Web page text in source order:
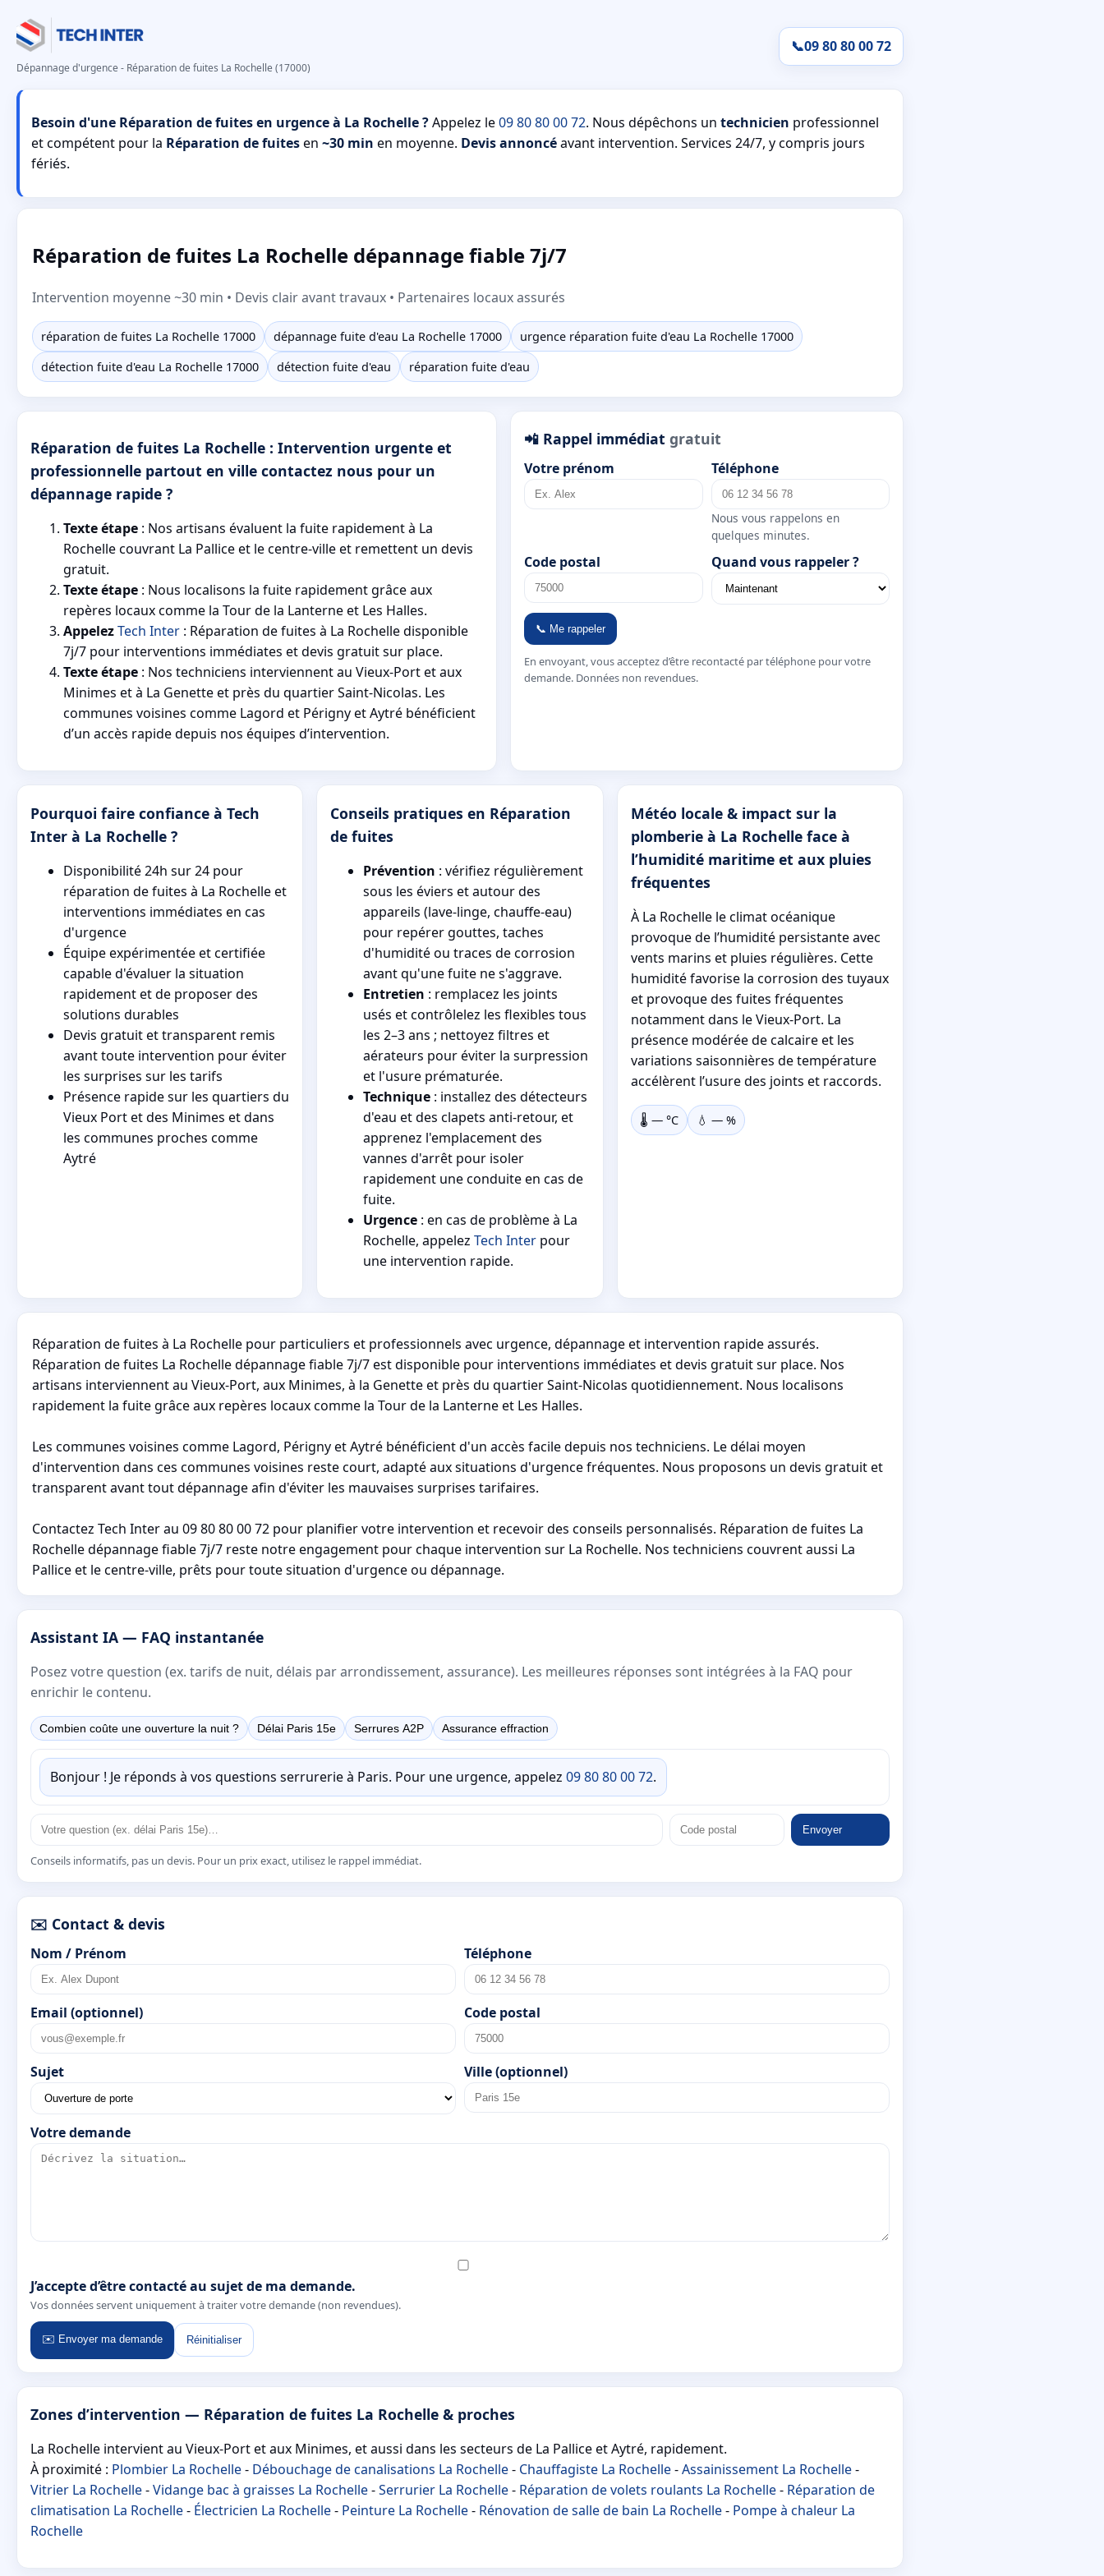
Dépannage d'urgence - Réparation de fuites La Rochelle (17000)
📞09 80 80 00 72
Besoin d'une Réparation de fuites en urgence à La Rochelle ?Appelez le09 80 80 00 72. Nous dépêchons un technicien professionnel
et compétent pour la Réparation de fuitesen ~30 min en moyenne. Devis annoncéavant intervention. Services 24/7, y compris jours
fériés.
Réparation de fuites La Rochelle dépannage fiable 7j/7
Intervention moyenne ~30 min • Devis clair avant travaux • Partenaires locaux assurés
réparation de fuites La Rochelle 17000 dépannage fuite d'eau La Rochelle 17000
urgence réparation fuite d'eau La Rochelle 17000
détection fuite d'eau La Rochelle 17000
détection fuite d'eau réparation fuite d'eau
Réparation de fuites La Rochelle : Intervention urgente et
professionnelle partout en ville contactez nous pour un
dépannage rapide ?
Texte étape : Nos artisans évaluent la fuite rapidement à La
Rochelle couvrant La Pallice et le centre-ville et remettent un devis
gratuit.
Texte étape : Nous localisons la fuite rapidement grâce aux
repères locaux comme la Tour de la Lanterne et Les Halles.
AppelezTech Inter : Réparation de fuites à La Rochelle disponible
7j/7 pour interventions immédiates et devis gratuit sur place.
Texte étape : Nos techniciens interviennent au Vieux-Port et aux
Minimes et à La Genette et près du quartier Saint-Nicolas. Les
communes voisines comme Lagord et Périgny et Aytré bénéficient
d’un accès rapide depuis nos équipes d’intervention.
📲 Rappel immédiatgratuit
Votre prénom Téléphone
Nous vous rappelons en
quelques minutes.
Code postal Quand vous rappeler ?
📞 Me rappeler
En envoyant, vous acceptez d’être recontacté par téléphone pour votre
demande. Données non revendues.
Pourquoi faire confiance à Tech
Inter à La Rochelle ?
Disponibilité 24h sur 24 pour
réparation de fuites à La Rochelle et
interventions immédiates en cas
d'urgence
Équipe expérimentée et certifiée
capable d'évaluer la situation
rapidement et de proposer des
solutions durables
Devis gratuit et transparent remis
avant toute intervention pour éviter
les surprises sur les tarifs
Présence rapide sur les quartiers du
Vieux Port et des Minimes et dans
les communes proches comme
Aytré
Conseils pratiques en Réparation
de fuites
Prévention : vérifiez régulièrement
sous les éviers et autour des
appareils (lave-linge, chauffe-eau)
pour repérer gouttes, taches
d'humidité ou traces de corrosion
avant qu'une fuite ne s'aggrave.
Entretien : remplacez les joints
usés et contrôlelez les flexibles tous
les 2–3 ans ; nettoyez filtres et
aérateurs pour éviter la surpression
et l'usure prématurée.
Technique : installez des détecteurs
d'eau et des clapets anti-retour, et
apprenez l'emplacement des
vannes d'arrêt pour isoler
rapidement une conduite en cas de
fuite.
Urgence : en cas de problème à La
Rochelle, appelezTech Inter pour
une intervention rapide.
Météo locale & impact sur la
plomberie à La Rochelle face à
l’humidité maritime et aux pluies
fréquentes
À La Rochelle le climat océanique
provoque de l’humidité persistante avec
vents marins et pluies régulières. Cette
humidité favorise la corrosion des tuyaux
et provoque des fuites fréquentes
notamment dans le Vieux-Port. La
présence modérée de calcaire et les
variations saisonnières de température
accélèrent l’usure des joints et raccords.
🌡️ —°C 💧 —%
Réparation de fuites à La Rochelle pour particuliers et professionnels avec urgence, dépannage et intervention rapide assurés.
Réparation de fuites La Rochelle dépannage fiable 7j/7 est disponible pour interventions immédiates et devis gratuit sur place. Nos
artisans interviennent au Vieux-Port, aux Minimes, à la Genette et près du quartier Saint-Nicolas quotidiennement. Nous localisons
rapidement la fuite grâce aux repères locaux comme la Tour de la Lanterne et Les Halles.
Les communes voisines comme Lagord, Périgny et Aytré bénéficient d'un accès facile depuis nos techniciens. Le délai moyen
d'intervention dans ces communes voisines reste court, adapté aux situations d'urgence fréquentes. Nous proposons un devis gratuit et
transparent avant tout dépannage afin d'éviter les mauvaises surprises tarifaires.
Contactez Tech Inter au 09 80 80 00 72 pour planifier votre intervention et recevoir des conseils personnalisés. Réparation de fuites La
Rochelle dépannage fiable 7j/7 reste notre engagement pour chaque intervention sur La Rochelle. Nos techniciens couvrent aussi La
Pallice et le centre-ville, prêts pour toute situation d'urgence ou dépannage.
Assistant IA — FAQ instantanée
Posez votre question (ex. tarifs de nuit, délais par arrondissement, assurance). Les meilleures réponses sont intégrées à la FAQ pour
enrichir le contenu.
Combien coûte une ouverture la nuit ? Délai Paris 15e Serrures A2P Assurance effraction
Bonjour ! Je réponds à vos questions serrurerie à Paris. Pour une urgence, appelez 09 80 80 00 72.
Envoyer
Conseils informatifs, pas un devis. Pour un prix exact, utilisez le rappel immédiat.
✉️ Contact & devis
Nom / Prénom Téléphone
Email (optionnel) Code postal
Sujet Ville (optionnel)
Votre demande
J’accepte d’être contacté au sujet de ma demande.
Vos données servent uniquement à traiter votre demande (non revendues).
✉️ Envoyer ma demande Réinitialiser
Zones d’intervention — Réparation de fuites La Rochelle & proches
La Rochelle intervient au Vieux-Port et aux Minimes, et aussi dans les secteurs de La Pallice et Aytré, rapidement.
À proximité : Plombier La Rochelle- Débouchage de canalisations La Rochelle- Chauffagiste La Rochelle-Assainissement La Rochelle-
Vitrier La Rochelle-Vidange bac à graisses La Rochelle-Serrurier La Rochelle- Réparation de volets roulants La Rochelle- Réparation de
climatisation La Rochelle- Électricien La Rochelle- Peinture La Rochelle- Rénovation de salle de bain La Rochelle- Pompe à chaleur La
Rochelle